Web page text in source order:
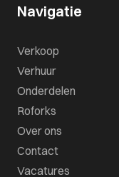
Navigatie
Verkoop
Verhuur
Onderdelen
Roforks
Over ons
Contact
Vacatures